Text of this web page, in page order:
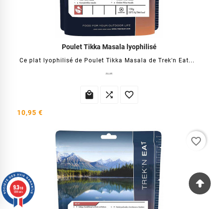
Poulet Tikka Masala lyophilisé
Ce plat lyophilisé de Poulet Tikka Masala de Trek'n Eat...
  
10,95 €
favorite_border
9.3/10
1388 avis